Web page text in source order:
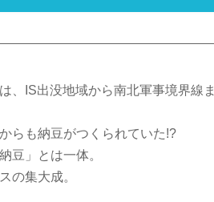
、IS出没地域から南北軍事境界線ま
らも納豆がつくられていた!?
豆」とは一体。
の集大成。